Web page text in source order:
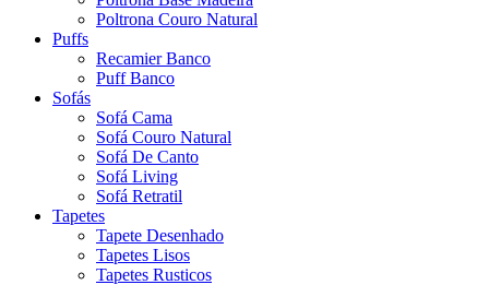
Poltrona Couro Natural
Puffs
Recamier Banco
Puff Banco
Sofás
Sofá Cama
Sofá Couro Natural
Sofá De Canto
Sofá Living
Sofá Retratil
Tapetes
Tapete Desenhado
Tapetes Lisos
Tapetes Rusticos